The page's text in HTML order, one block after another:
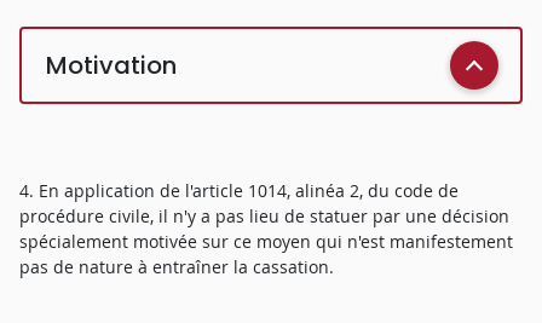
Motivation
4. En application de l'article 1014, alinéa 2, du code de
procédure civile, il n'y a pas lieu de statuer par une décision
spécialement motivée sur ce moyen qui n'est manifestement
pas de nature à entraîner la cassation.